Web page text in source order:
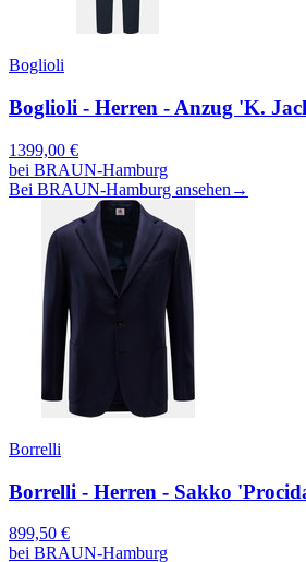
Boglioli
Boglioli - Herren - Anzug 'K.
1399,00 €
bei BRAUN-Hamburg
Bei BRAUN-Hamburg ansehen →
Borrelli
Borrelli - Herren - Sakko
899,50 €
bei BRAUN-Hamburg